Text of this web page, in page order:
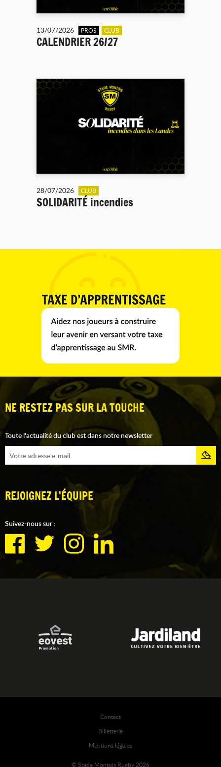
13/07/2026 PROS CLUB
CALENDRIER 26/27
28/07/2026 CLUB
SOLIDARITÉ incendies
NE RESTEZ PAS SUR LA TOUCHE
Toute l'actualité du club est dans notre newsletter
REJOIGNEZ L'ÉQUIPE
Suivez-nous sur :
Contact
Billetterie
Mentions légales
© Stade Montois Rugby 2026